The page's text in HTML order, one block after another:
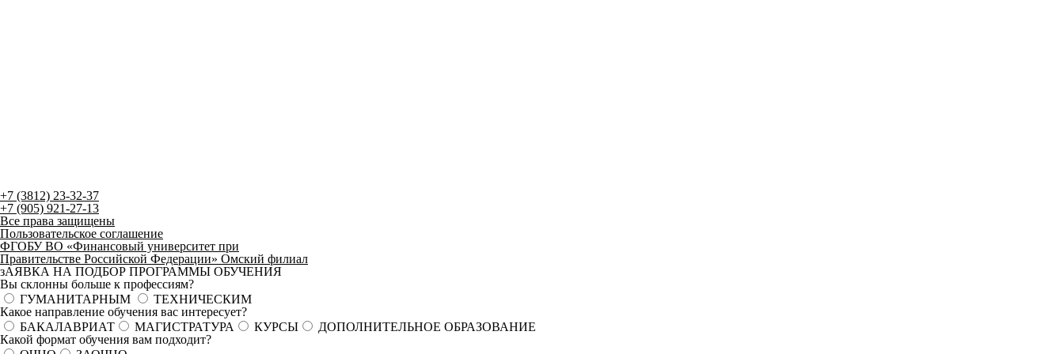
+7 (3812) 23-32-37
+7 (905) 921-27-13
Все права защищены
Пользовательское соглашение
ФГОБУ ВО «Финансовый университет при
Правительстве Российской Федерации» Омский филиал
зАЯВКА НА ПОДБОР ПРОГРАММЫ ОБУЧЕНИЯ
Вы склонны больше к профессиям?
ГУМАНИТАРНЫМ
ТЕХНИЧЕСКИМ
Какое направление обучения вас интересует?
БАКАЛАВРИАТ
МАГИСТРАТУРА КУРСЫ
ДОПОЛНИТЕЛЬНОЕ ОБРАЗОВАНИЕ
Какой формат обучения вам подходит?